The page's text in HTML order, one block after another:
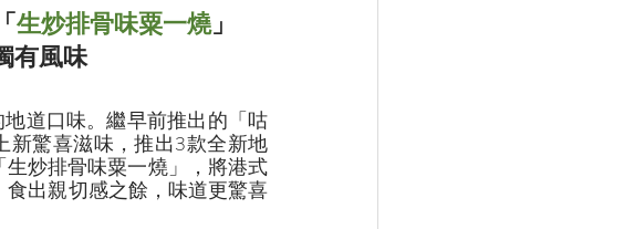
生炒排骨味粟一燒」
有風味
道口味。繼早前推出的「咕
新驚喜滋味，推出3款全新地
炒排骨味粟一燒」，將港式
出親切感之餘，味道更驚喜